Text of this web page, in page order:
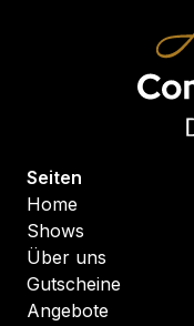
Seiten
Home
Shows
Über uns
Gutscheine
Angebote